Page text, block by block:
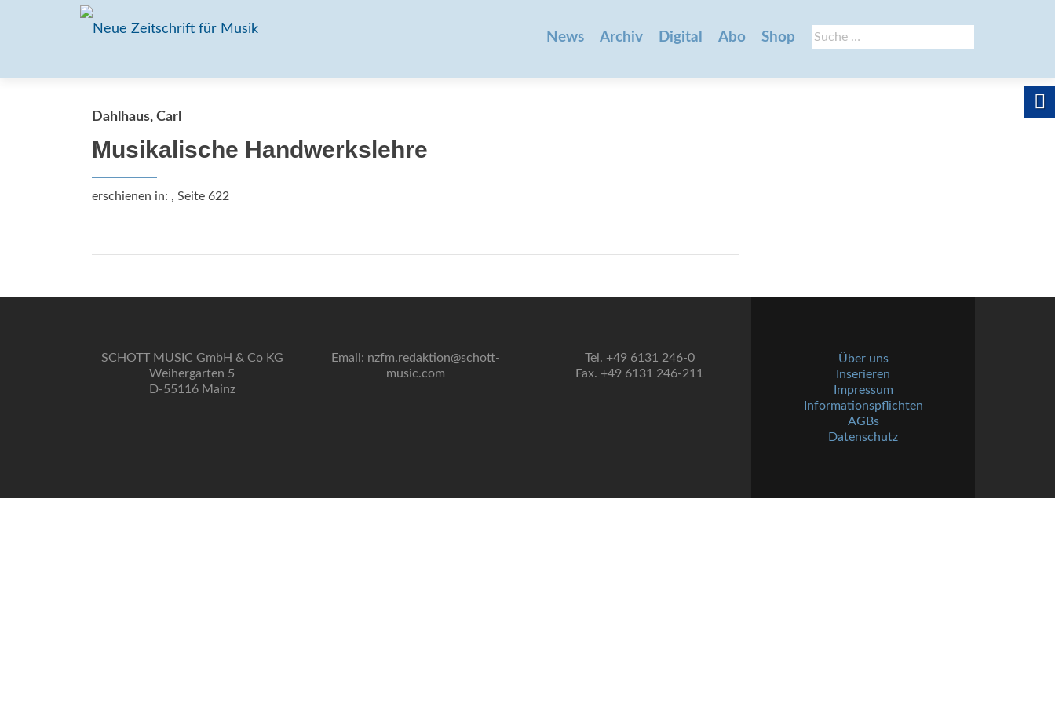
Suche
nach:
News Archiv Digital Abo Shop
Dahlhaus, Carl
Musikalische Handwerkslehre
erschienen in: , Seite 622
SCHOTT MUSIC GmbH & Co KG
Weihergarten 5
D-55116 Mainz
Email: nzfm.redaktion@schott-
music.com
Tel. +49 6131 246-0
Fax. +49 6131 246-211
Über uns
Inserieren
Impressum
Informationspflichten
AGBs
Datenschutz